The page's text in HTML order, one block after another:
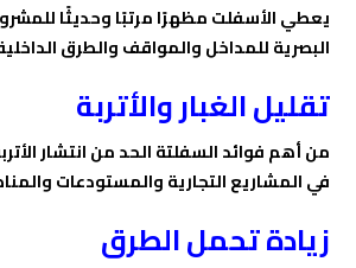
يعطي الأسفلت مظهرًا مرتبًا وحديثًا
البصرية للمداخل والمواقف والطرق
تقليل الغبار والأتربة
من أهم فوائد السفلتة الحد من انتشار
في المشاريع التجارية والمستودعات
زيادة تحمل الطرق